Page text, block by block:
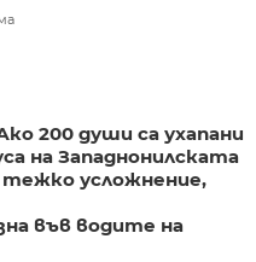
200 души са ухапани
на Западнонилската
тежко усложнение,
във водите на